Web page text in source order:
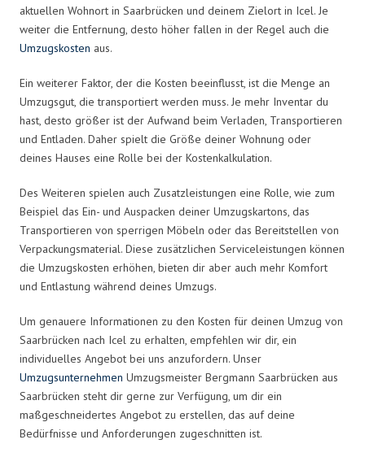
aktuellen Wohnort in Saarbrücken und deinem Zielort in Icel. Je
weiter die Entfernung, desto höher fallen in der Regel auch die
Umzugskosten aus.
Ein weiterer Faktor, der die Kosten beeinflusst, ist die Menge an
Umzugsgut, die transportiert werden muss. Je mehr Inventar du
hast, desto größer ist der Aufwand beim Verladen, Transportieren
und Entladen. Daher spielt die Größe deiner Wohnung oder
deines Hauses eine Rolle bei der Kostenkalkulation.
Des Weiteren spielen auch Zusatzleistungen eine Rolle, wie zum
Beispiel das Ein- und Auspacken deiner Umzugskartons, das
Transportieren von sperrigen Möbeln oder das Bereitstellen von
Verpackungsmaterial. Diese zusätzlichen Serviceleistungen können
die Umzugskosten erhöhen, bieten dir aber auch mehr Komfort
und Entlastung während deines Umzugs.
Um genauere Informationen zu den Kosten für deinen Umzug von
Saarbrücken nach Icel zu erhalten, empfehlen wir dir, ein
individuelles Angebot bei uns anzufordern. Unser
Umzugsunternehmen Umzugsmeister Bergmann Saarbrücken aus
Saarbrücken steht dir gerne zur Verfügung, um dir ein
maßgeschneidertes Angebot zu erstellen, das auf deine
Bedürfnisse und Anforderungen zugeschnitten ist.